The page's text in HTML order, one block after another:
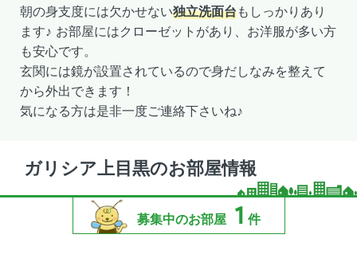
朝の身支度には欠かせない独立洗面台もしっかりあり
ます♪ お部屋にはクローゼットがあり、お洋服が多い方
も安心です。
玄関には鏡が設置されているので身だしなみを整えて
から外出できます！
気になる方は是非一度ご連絡下さいね♪
ガリシア上目黒のお部屋情報
募集中のお部屋 1 件